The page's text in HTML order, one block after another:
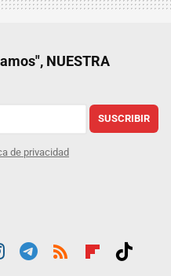
NUESTRA
SUSCRIBIR
de privacidad